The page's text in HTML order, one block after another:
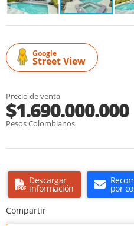
Google
Street View
Precio de venta
$1.690.000.000
Pesos Colombianos
Descargar
información
por
Compartir